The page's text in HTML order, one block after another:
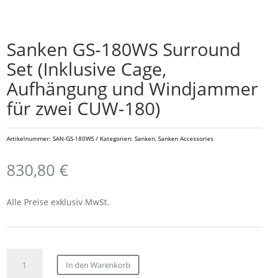
Sanken GS-180WS Surround
Set (Inklusive Cage,
Aufhängung und Windjammer
für zwei CUW-180)
Artikelnummer:SAN-GS-180WS Kategorien:Sanken ,Sanken Accessories
830,80€
Alle Preise exklusiv MwSt.
In den Warenkorb